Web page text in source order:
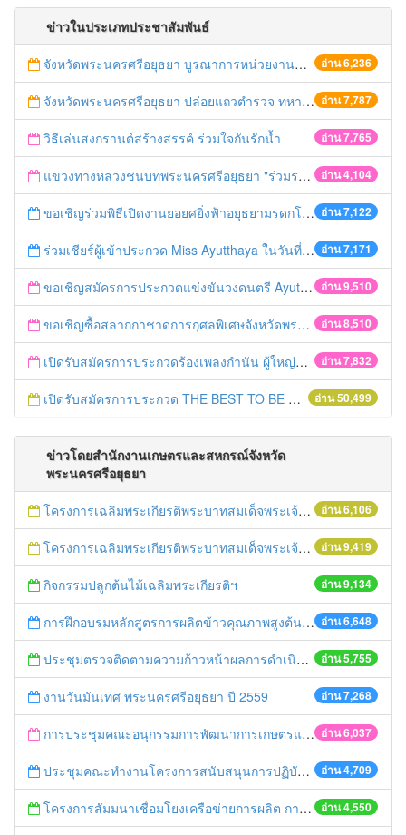
ข่าวในประเภทประชาสัมพันธ์
อ่าน 6,236
จังหวัดพระนครศรีอยุธยา บูรณาการหน่วยงานที่เกี่ยวข้อง ลงพื้นที่จัดระเบียบและดำเนินมาตรการตามบทลงโทษสูงสุดกับผู้ประกอบการร้านค้าที่ยังฝ่าฝืนตั้งร้านค้ารุกล้ำเขตพื้นที่ทางหลวง เตรียมความปลอดภัยก่อนเทศกาลสงกรานต์
อ่าน 7,787
จังหวัดพระนครศรีอยุธยา ปล่อยแถวตำรวจ ทหาร ฝ่ายปกครอง กว่า 100 นาย ตรวจเข้มท่ารถสาธารณะ สถานีขนส่งรถโดยสาร วินรถตู้ และสถานีรถไฟ เตรียมรับมือเทศกาลสงกรานต์
อ่าน 7,765
วิธีเล่นสงกรานต์สร้างสรรค์ ร่วมใจกันรักน้ำ
อ่าน 4,104
แขวงทางหลวงชนบทพระนครศรีอยุธยา "ร่วมรณรงค์ ขับช้า เปิดไฟหน้า คาดเข็มขัด" เทศกาลสงกรานต์ ปี 2561
อ่าน 7,122
ขอเชิญร่วมพิธีเปิดงานยอยศยิ่งฟ้าอยุธยามรดกโลก
อ่าน 7,171
ร่วมเชียร์ผู้เข้าประกวด Miss Ayutthaya ในวันที่ 15 ธันวาคม 2560
อ่าน 9,510
ขอเชิญสมัครการประกวดแข่งขันวงดนตรี Ayutthaya battle of the bands
อ่าน 8,510
ขอเชิญซื้อสลากกาชาดการกุศลพิเศษจังหวัดพระนครศรีอยุธยา 2560
อ่าน 7,832
เปิดรับสมัครการประกวดร้องเพลงกำนัน ผู้ใหญ่บ้าน ฯลฯ
อ่าน 50,499
เปิดรับสมัครการประกวด THE BEST TO BE NUMBER ONE
ข่าวโดยสำนักงานเกษตรและสหกรณ์จังหวัด
พระนครศรีอยุธยา
อ่าน 6,106
โครงการเฉลิมพระเกียรติพระบาทสมเด็จพระเจ้าอยู่หัว เนื่องในโอกาสมหามงคลเสด็จเถลิงถวัลยราชสมบัติครบ 70 ปี ฯ
อ่าน 9,419
โครงการเฉลิมพระเกียรติพระบาทสมเด็จพระเจ้าอยู่หัว เนื่องในโอกาสมหามงคลเสด็จเถลิงถวัลยราชสมบัติครบ 70 ปี ฯ
อ่าน 9,134
กิจกรรมปลูกต้นไม้เฉลิมพระเกียรติฯ
อ่าน 6,648
การฝึกอบรมหลักสูตรการผลิตข้าวคุณภาพสูงต้นทุนต่ำ ปี 2559
อ่าน 5,755
ประชุมตรวจติดตามความก้าวหน้าผลการดำเนินงานขับเคลื่อนนโยบายของกระทรวงเกษตรและสหกรณ์แบบเบ็ดเสร็จ
อ่าน 7,268
งานวันมันเทศ พระนครศรีอยุธยา ปี 2559
อ่าน 6,037
การประชุมคณะอนุกรรมการพัฒนาการเกษตรและสหกรณ์จังหวัดพระนครศรีอยุธยา
อ่าน 4,709
ประชุมคณะทำงานโครงการสนับสนุนการปฏิบัติงานเฝ้าระวังและควบคุมมาตรฐานสินค้าเกษตรระดับจังหวัด
อ่าน 4,550
โครงการสัมมนาเชื่อมโยงเครือข่ายการผลิต การตลาดสินค้าเกษตรและอาหารปลอดภัย